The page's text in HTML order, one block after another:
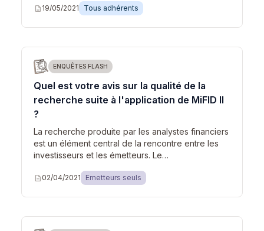
description 19/05/2021 Tous adhérents
ENQUÊTES FLASH
Quel est votre avis sur la qualité de la
recherche suite à l'application de MiFID II
?
La recherche produite par les analystes financiers
est un élément central de la rencontre entre les
investisseurs et les émetteurs. Le…
description 02/04/2021 Emetteurs seuls